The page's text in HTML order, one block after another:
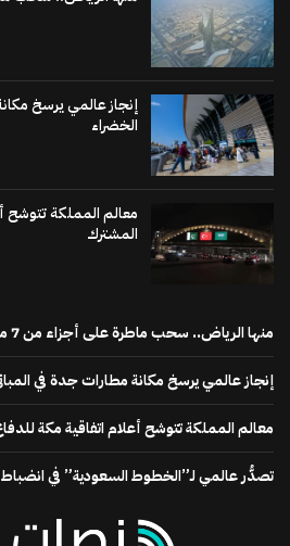
إنجاز عالمي يرسخ
الخضراء
معالم المملكة تتوشح
المشترك
منها الرياض.. سحب ماطرة على أجزاء من 7 مناطق
إنجاز عالمي يرسخ مكانة مطارات جدة في
معالم المملكة تتوشح أعلام اتفاقية مكة
تصدُّر عالمي لـ”الخطوط السعودية” في